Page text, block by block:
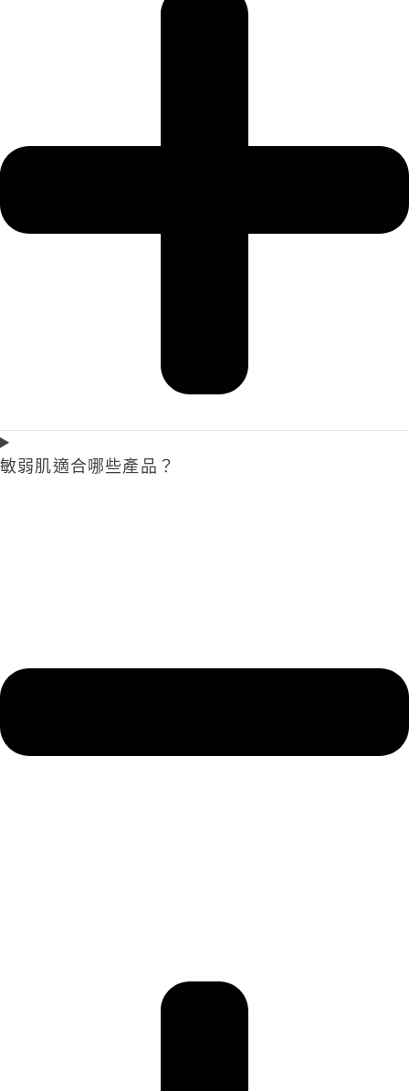
敏弱肌適合哪些產品？​